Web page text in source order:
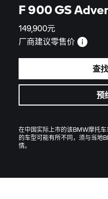
F 900 GS
149,900元
厂商建议零售价
查
预
在中国实际上市的该BMW摩托
的车型可能有所不同，须与当地
情。